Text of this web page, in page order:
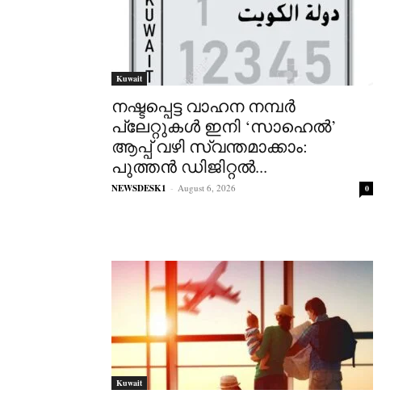
Kuwait
നഷ്ടപ്പെട്ട വാഹന നമ്പർ
പ്ലേറ്റുകൾ ഇനി ‘സാഹെൽ’
ആപ്പ് വഴി സ്വന്തമാക്കാം:
പുത്തൻ ഡിജിറ്റൽ...
NEWSDESK1 - August 6, 2026 0
Kuwait